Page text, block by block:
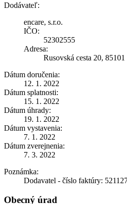
Dodávateľ:
encare, s.r.o.
IČO:
52302555
Adresa:
Rusovská cesta 20,
Dátum doručenia:
12. 1. 2022
Dátum splatnosti:
15. 1. 2022
Dátum úhrady:
19. 1. 2022
Dátum vystavenia:
7. 1. 2022
Dátum zverejnenia:
7. 3. 2022
Poznámka:
Dodavatel - číslo faktúry:
Obecný úrad